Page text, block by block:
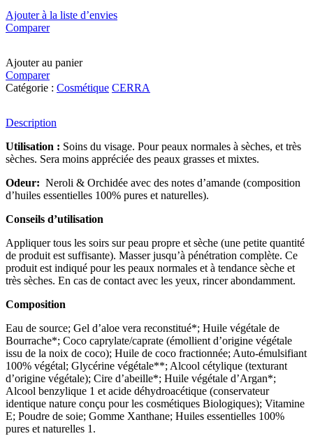
Ajouter à la liste d’envies
Comparer
Ajouter au panier
Comparer
Catégorie : Cosmétique CERRA
Description
Utilisation : Soins du visage. Pour peaux normales à sèches, et très
sèches. Sera moins appréciée des peaux grasses et mixtes.
Odeur: Neroli & Orchidée avec des notes d’amande (composition
d’huiles essentielles 100% pures et naturelles).
Conseils d’utilisation
Appliquer tous les soirs sur peau propre et sèche (une petite quantité
de produit est suffisante). Masser jusqu’à pénétration complète. Ce
produit est indiqué pour les peaux normales et à tendance sèche et
très sèches. En cas de contact avec les yeux, rincer abondamment.
Composition
Eau de source; Gel d’aloe vera reconstitué*; Huile végétale de
Bourrache*; Coco caprylate/caprate (émollient d’origine végétale
issu de la noix de coco); Huile de coco fractionnée; Auto-émulsifiant
100% végétal; Glycérine végétale**; Alcool cétylique (texturant
d’origine végétale); Cire d’abeille*; Huile végétale d’Argan*;
Alcool benzylique 1 et acide déhydroacétique (conservateur
identique nature conçu pour les cosmétiques Biologiques); Vitamine
E; Poudre de soie; Gomme Xanthane; Huiles essentielles 100%
pures et naturelles 1.